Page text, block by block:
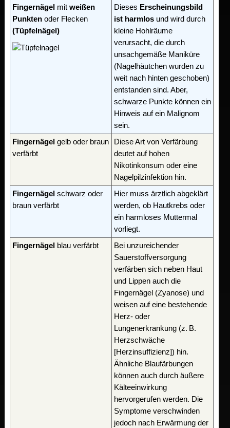
Fingernägel mit weißen
Punkten oder Flecken
(Tüpfelnägel)
Dieses Erscheinungsbild
ist harmlos und wird durch
kleine Hohlräume
verursacht, die durch
unsachgemäße Maniküre
(Nagelhäutchen wurden zu
weit nach hinten geschoben)
entstanden sind. Aber,
schwarze Punkte können ein
Hinweis auf ein Malignom
sein.
Fingernägel gelb oder braun
verfärbt
Diese Art von Verfärbung
deutet auf hohen
Nikotinkonsum oder eine
Nagelpilzinfektion hin.
Fingernägel schwarz oder
braun verfärbt
Hier muss ärztlich abgeklärt
werden, ob Hautkrebs oder
ein harmloses Muttermal
vorliegt.
Fingernägel
blau verfärbt
Bei unzureichender
Sauerstoffversorgung
verfärben sich neben Haut
und Lippen auch die
Fingernägel (Zyanose) und
weisen auf eine bestehende
Herz- oder
Lungenerkrankung (z. B.
Herzschwäche
[Herzinsuffizienz]) hin.
Ähnliche Blaufärbungen
können auch durch äußere
Kälteeinwirkung
hervorgerufen werden. Die
Symptome verschwinden
jedoch nach Erwärmung der